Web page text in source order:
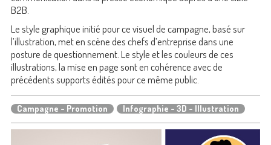
B2B.
Le style graphique initié pour ce visuel de campagne, basé sur
l’illustration, met en scène des chefs d’entreprise dans une
posture de questionnement. Le style et les couleurs de ces
illustrations, la mise en page sont en cohérence avec de
précédents supports édités pour ce même public.
Campagne - Promotion Infographie - 3D - Illustration